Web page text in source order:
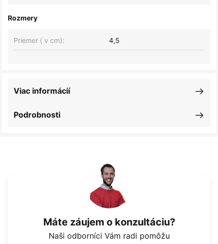
Rozmery
Priemer ( v cm): 4,5
Podrobnosti
Viac informácií
Máte záujem o konzultáciu?
Naši odborníci Vám radi pomôžu